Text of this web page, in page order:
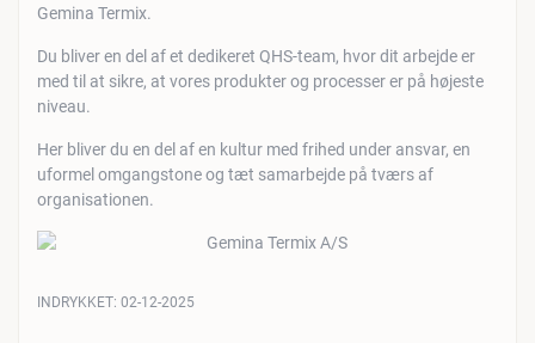
Gemina Termix.
Du bliver en del af et dedikeret QHS-team, hvor dit arbejde er
med til at sikre, at vores produkter og processer er på højeste
niveau.
Her bliver du en del af en kultur med frihed under ansvar, en
uformel omgangstone og tæt samarbejde på tværs af
organisationen.
INDRYKKET: 02-12-2025